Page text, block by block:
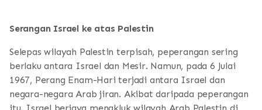
Serangan Israel ke atas Palestin
Selepas wilayah Palestin terpisah, peperangan sering
berlaku antara Israel dan Mesir. Namun, pada 6 Julai
1967, Perang Enam-Hari terjadi antara Israel dan
negara-negara Arab jiran. Akibat daripada peperangan